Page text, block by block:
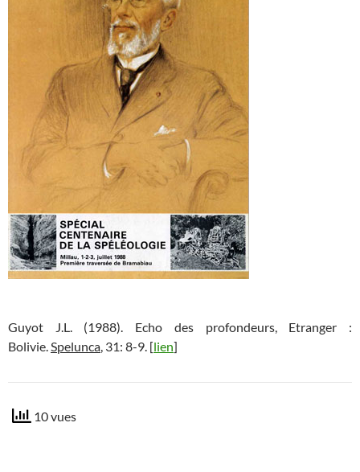
Guyot J.L. (1988). Echo des profondeurs, Etranger :
Bolivie. Spelunca , 31: 8-9. [lien]
10 vues